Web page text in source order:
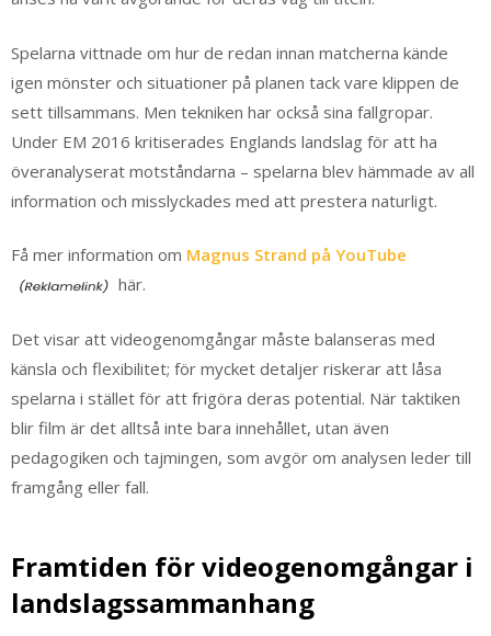
Spelarna vittnade om hur de redan innan matcherna kände
igen mönster och situationer på planen tack vare klippen de
sett tillsammans. Men tekniken har också sina fallgropar.
Under EM 2016 kritiserades Englands landslag för att ha
överanalyserat motståndarna – spelarna blev hämmade av all
information och misslyckades med att prestera naturligt.
Få mer information om Magnus Strand på YouTube
här.
Det visar att videogenomgångar måste balanseras med
känsla och flexibilitet; för mycket detaljer riskerar att låsa
spelarna i stället för att frigöra deras potential. När taktiken
blir film är det alltså inte bara innehållet, utan även
pedagogiken och tajmingen, som avgör om analysen leder till
framgång eller fall.
Framtiden för videogenomgångar i
landslagssammanhang